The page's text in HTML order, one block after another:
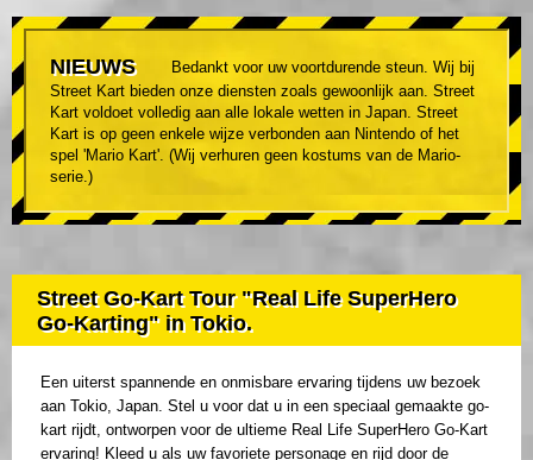
NIEUWS
Bedankt voor uw voortdurende steun. Wij bij
Street Kart bieden onze diensten zoals gewoonlijk aan. Street
Kart voldoet volledig aan alle lokale wetten in Japan. Street
Kart is op geen enkele wijze verbonden aan Nintendo of het
spel 'Mario Kart'. (Wij verhuren geen kostums van de Mario-
serie.)
Street Go-Kart Tour "Real Life SuperHero
Go-Karting" in Tokio.
Een uiterst spannende en onmisbare ervaring tijdens uw bezoek
aan Tokio, Japan. Stel u voor dat u in een speciaal gemaakte go-
kart rijdt, ontworpen voor de ultieme Real Life SuperHero Go-Kart
ervaring! Kleed u als uw favoriete personage en rijd door de